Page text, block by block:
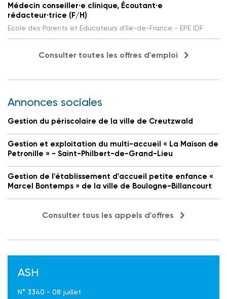
Médecin conseiller·e clinique, Écoutant·e
rédacteur·trice (F/H)
Ecole des Parents et Educateurs d'Ile-de-France - EPE IDF
Consulter toutes les offres d'emploi
Annonces sociales
Gestion du périscolaire de la ville de Creutzwald
Gestion et exploitation du multi-accueil « La Maison de
Petronille » - Saint-Philbert-de-Grand-Lieu
Gestion de l'établissement d'accueil petite enfance «
Marcel Bontemps » de la ville de Boulogne-Billancourt
Consulter tous les appels d'offres
ASH
N° 3340 - 08 juillet